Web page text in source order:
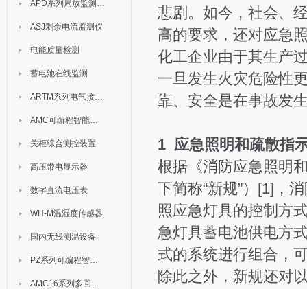
APD系列局放监测装置
ASJ剩余电流监测仪
电能质量检测
蓄电池在线监测
ARTM系列电气接点测温装置
AMC可编程智能电测表
关柜综合测控装置
高压带电显示器
数字直流电压表
WH-M温湿度传感器
国内无线测温设备
PZ系列可编程智能表
AMC16系列多回路监控装置
悲剧。如今，社会、
高的要求，还对应急
化工企业由于其生产
一旦发生火灾危险性
靠、安全是在事故发
1 应急照明和疏散指
根据《消防应急照明
下简称“新规”）[1]，
照应急灯具的控制方
急灯具蓄电池供电方
式的系统进行组合，
除此之外，新规还对